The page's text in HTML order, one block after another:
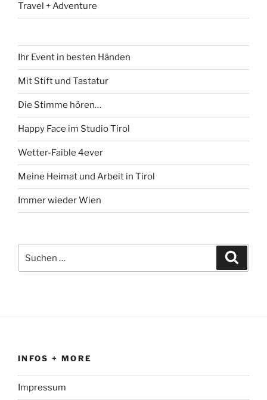
Travel + Adventure
Ihr Event in besten Händen
Mit Stift und Tastatur
Die Stimme hören…
Happy Face im Studio Tirol
Wetter-Faible 4ever
Meine Heimat und Arbeit in Tirol
Immer wieder Wien
nach:
INFOS + MORE
Impressum